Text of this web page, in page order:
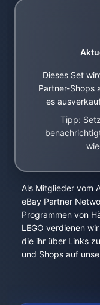
Dieses Set
Partner-Shops
es
Tipp:
Als Mitglieder vom
eBay Partner
Programmen von
LEGO verdienen
die ihr über Links
und Shops auf